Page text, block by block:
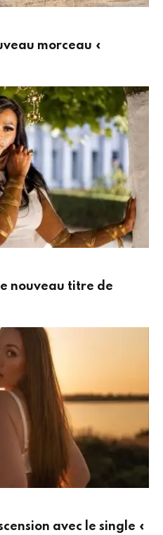
morceau «
nouveau titre de
avec le single «